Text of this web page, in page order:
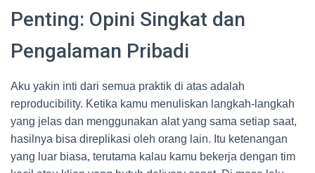
Penting: Opini Singkat dan
Pengalaman Pribadi
Aku yakin inti dari semua praktik di atas adalah
reproducibility. Ketika kamu menuliskan langkah-langkah
yang jelas dan menggunakan alat yang sama setiap saat,
hasilnya bisa direplikasi oleh orang lain. Itu ketenangan
yang luar biasa, terutama kalau kamu bekerja dengan tim